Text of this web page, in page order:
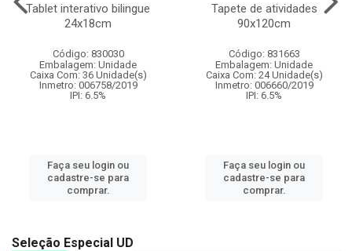
Tablet interativo bilingue
24x18cm
Código: 830030
Embalagem: Unidade
Caixa Com: 36 Unidade(s)
Inmetro: 006758/2019
IPI: 6.5%
Faça seu login ou
cadastre-se para
comprar.
Tapete de atividades
90x120cm
Código: 831663
Embalagem: Unidade
Caixa Com: 24 Unidade(s)
Inmetro: 006660/2019
IPI: 6.5%
Faça seu login ou
cadastre-se para
comprar.
Seleção Especial UD